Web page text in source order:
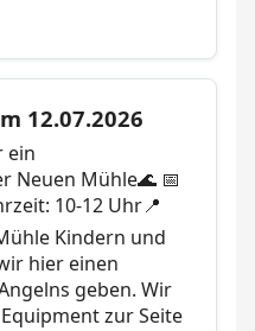
12.07.2026
ein
Neuen Mühle🌊 📅
10-12 Uhr📍
Kindern und
hier einen
geben. Wir
zur Seite